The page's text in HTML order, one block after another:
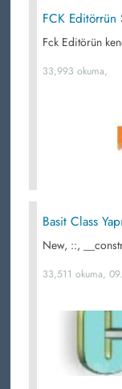
FCK Editörrün
Fck Editörün
33,993 okuma,
Basit Class
New, ::,
33,511 okuma,